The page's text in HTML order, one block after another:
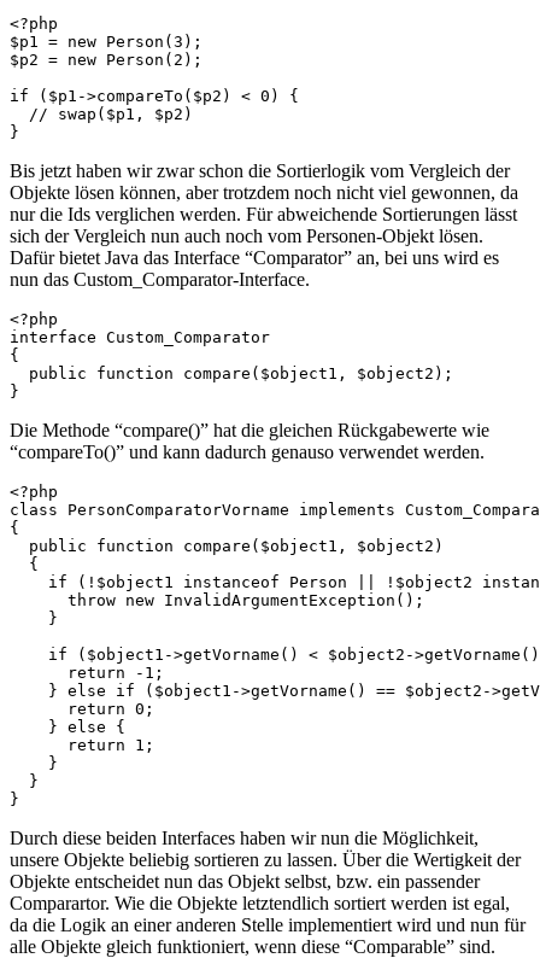
<?php
$p1 = new Person(3);
$p2 = new Person(2);
if ($p1->compareTo($p2) < 0) {
  // swap($p1, $p2)
}
Bis jetzt haben wir zwar schon die Sortierlogik vom Vergleich der
Objekte lösen können, aber trotzdem noch nicht viel gewonnen, da
nur die Ids verglichen werden. Für abweichende Sortierungen lässt
sich der Vergleich nun auch noch vom Personen-Objekt lösen.
Dafür bietet Java das Interface “Comparator” an, bei uns wird es
nun das Custom_Comparator-Interface.
<?php
interface Custom_Comparator
{
  public function compare($object1, $object2);
}
Die Methode “compare()” hat die gleichen Rückgabewerte wie
“compareTo()” und kann dadurch genauso verwendet werden.
<?php
class PersonComparatorVorname implements
{
  public function compare($object1, $object2)
  {
if (!$object1 instanceof Person || !$object2
      throw new InvalidArgumentException();
    }
if ($object1->getVorname() < $object2-
      return -1;
} else if ($object1->getVorname() == $object2-
      return 0;
    } else {
      return 1;
    }
  }
}
Durch diese beiden Interfaces haben wir nun die Möglichkeit,
unsere Objekte beliebig sortieren zu lassen. Über die Wertigkeit der
Objekte entscheidet nun das Objekt selbst, bzw. ein passender
Comparartor. Wie die Objekte letztendlich sortiert werden ist egal,
da die Logik an einer anderen Stelle implementiert wird und nun für
alle Objekte gleich funktioniert, wenn diese “Comparable” sind.